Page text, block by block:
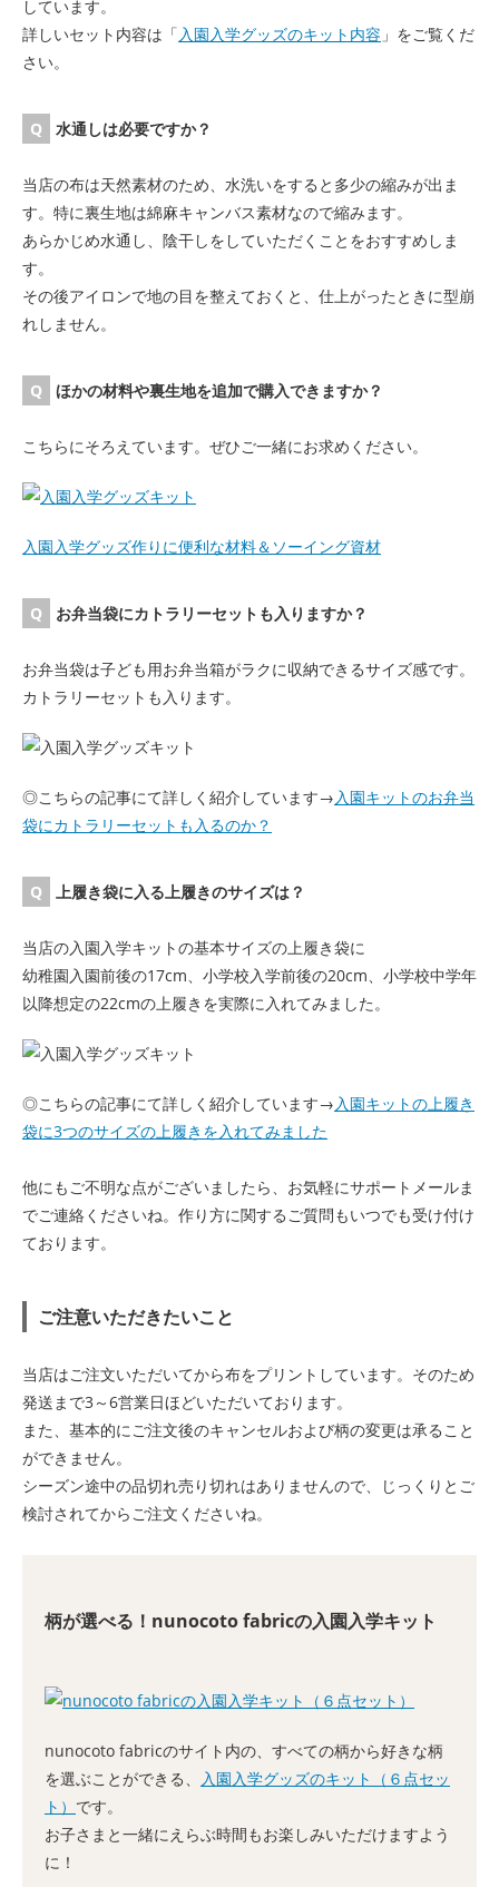
しています。
詳しいセット内容は「入園入学グッズのキット内容 」をご覧くだ
さい。
水通しは必要ですか？
当店の布は天然素材のため、水洗いをすると多少の縮みが出ま
す。特に裏生地は綿麻キャンバス素材なので縮みます。
あらかじめ水通し、陰干しをしていただくことをおすすめしま
す。
その後アイロンで地の目を整えておくと、仕上がったときに型崩
れしません。
ほかの材料や裏生地を追加で購入できますか？
こちらにそろえています。ぜひご一緒にお求めください。
入園入学グッズ作りに便利な材料＆ソーイング資材
お弁当袋にカトラリーセットも入りますか？
お弁当袋は子ども用お弁当箱がラクに収納できるサイズ感です。
カトラリーセットも入ります。
◎こちらの記事にて詳しく紹介しています→入園キットのお弁当
袋にカトラリーセットも入るのか？
上履き袋に入る上履きのサイズは？
当店の入園入学キットの基本サイズの上履き袋に
幼稚園入園前後の17cm、小学校入学前後の20cm、小学校中学年
以降想定の22cmの上履きを実際に入れてみました。
◎こちらの記事にて詳しく紹介しています→入園キットの上履き
袋に3つのサイズの上履きを入れてみました
他にもご不明な点がございましたら、お気軽にサポートメールま
でご連絡くださいね。作り方に関するご質問もいつでも受け付け
ております。
ご注意いただきたいこと
当店はご注文いただいてから布をプリントしています。そのため
発送まで3～6営業日ほどいただいております。
また、基本的にご注文後のキャンセルおよび柄の変更は承ること
ができません。
シーズン途中の品切れ売り切れはありませんので、じっくりとご
検討されてからご注文くださいね。
柄が選べる！nunocoto fabricの入園入学キット
nunocoto fabricのサイト内の、すべての柄から好きな柄
を選ぶことができる、
入園入学グッズのキット（６点セッ
ト） です。
お子さまと一緒にえらぶ時間もお楽しみいただけますよう
に！